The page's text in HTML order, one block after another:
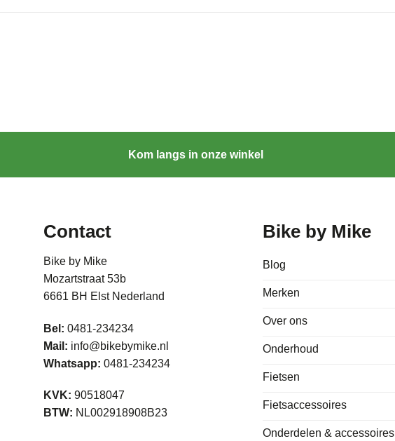
Kom langs in onze winkel
Contact
Bike by Mike
Mozartstraat 53b
6661 BH Elst Nederland
Bel: 0481-234234
Mail: info@bikebymike.nl
Whatsapp: 0481-234234
KVK: 90518047
BTW: NL002918908B23
Bike by Mike
Blog
Merken
Over ons
Onderhoud
Fietsen
Fietsaccessoires
Onderdelen & accessoires